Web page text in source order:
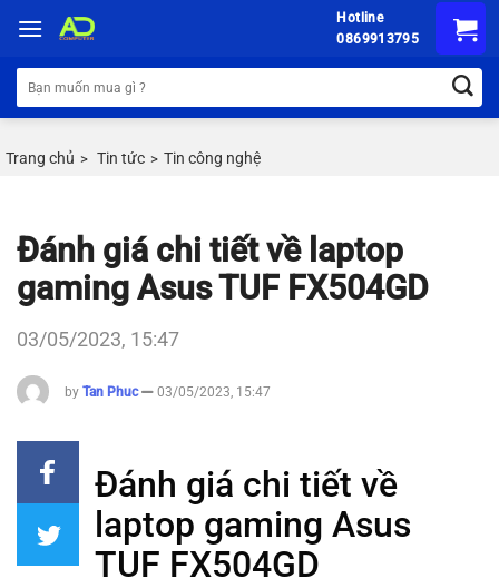
đến
nội
dung
Hotline
0869913795
Tìm
kiếm:
Trang chủ > Tin tức > Tin công nghệ
Đánh giá chi tiết về laptop
gaming Asus TUF FX504GD
03/05/2023, 15:47
by Tan Phuc 03/05/2023, 15:47
Đánh giá chi tiết về
laptop gaming Asus
TUF FX504GD